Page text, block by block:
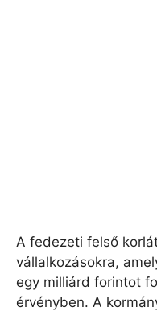
A fedezeti felső
vállalkozásokra,
egy milliárd forintot
érvényben. A